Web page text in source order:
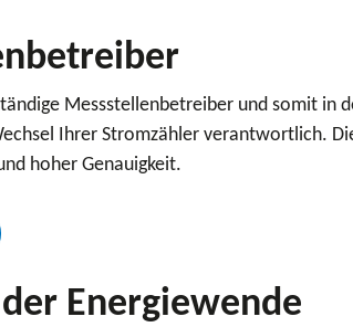
Messstellenbetreiber und somit in
Ihrer Stromzähler verantwortlich.
hoher Genauigkeit.
Energiewende